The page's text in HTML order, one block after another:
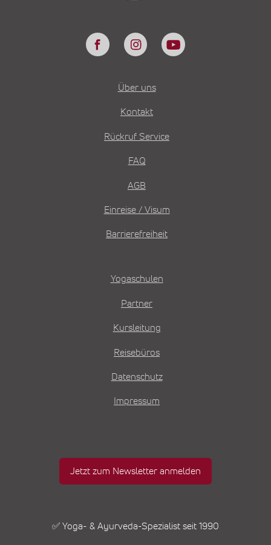
Über uns
Kontakt
Rückruf Service
FAQ
AGB
Einreise / Visum
Barrierefreiheit
Yogaschulen
Partner
Kursleitung
Reisebüros
Datenschutz
Impressum
Jetzt zum Newsletter anmelden
✅ Yoga- & Ayurveda-Spezialist seit 1990